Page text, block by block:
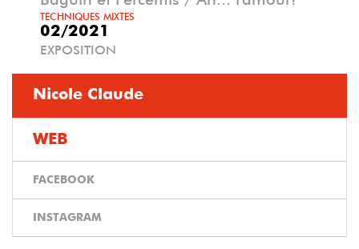
TECHNIQUES MIXTES
02/2021
EXPOSITION
Nicole Claude
WEB
FACEBOOK
INSTAGRAM